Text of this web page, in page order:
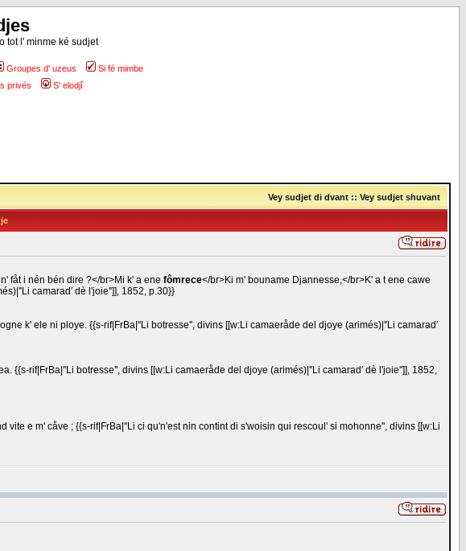
tot l' minme ké sudjet
Groupes d' uzeus
Si fé mimbe
privés S' elodjî
Vey sudjet di dvant :: Vey sudjet shuvant
fåt i nén bén dire ?</br>Mi k' a ene fômrece</br>Ki m' bouname Djannesse,</br>K' a t ene cawe
camarad′ dè l'joie'']], 1852, p.30}}
k' ele ni ploye. {{s-rif|FrBa|''Li botresse'', divins [[w:Li camaeråde del djoye (arimés)|''Li camarad′
{{s-rif|FrBa|''Li botresse'', divins [[w:Li camaeråde del djoye (arimés)|''Li camarad′ dè l'joie'']], 1852,
vite e m' cåve ; {{s-rif|FrBa|''Li ci qu'n'est nin contint di s'woisin qui rescoul' si mohonne'', divins [[w:Li